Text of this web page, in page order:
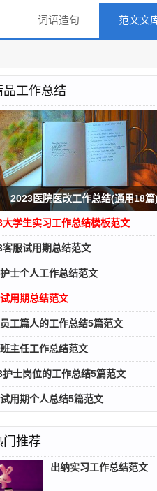
词语造句 范文文
品工作总结
2023医院医改工作总结(通用18篇
大学生实习工作总结模板范文
客服试用期总结范文
士个人工作总结范文
用期总结范文
工篇人的工作总结5篇范文
主任工作总结范文
护士岗位的工作总结5篇范文
用期个人总结5篇范文
门推荐
出纳实习工作总结范文